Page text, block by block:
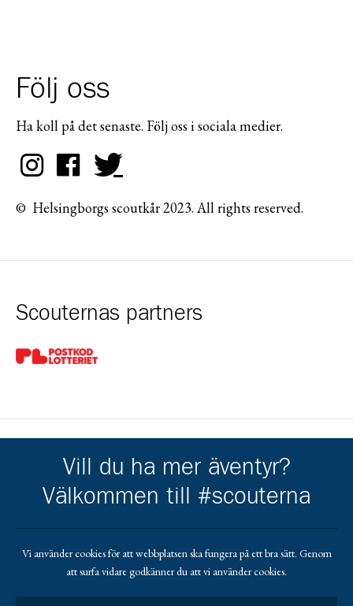
Följ oss
Ha koll på det senaste. Följ oss i sociala medier.
© Helsingborgs scoutkår 2023. All rights reserved.
Scouternas partners
Gå till pl_50
Kårens partners
Gå till https://www.crafoord.se/
Gå till https://
Gå till https://gripen.se/Gå till https://ikanoindustry.pl/en/
Vill du ha mer äventyr?
Välkommen till #scouterna
Vi använder cookies för att webbplatsen ska fungera på ett bra sätt. Genom
att surfa vidare godkänner du att vi använder cookies.